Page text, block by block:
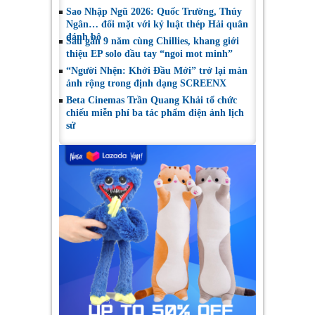
Sao Nhập Ngũ 2026: Quốc Trường, Thúy
Ngân… đối mặt với kỷ luật thép Hải quân
đánh bộ
Sau gần 9 năm cùng Chillies, khang giới
thiệu EP solo đầu tay “ngoi mot minh”
“Người Nhện: Khởi Đầu Mới” trở lại màn
ảnh rộng trong định dạng SCREENX
Beta Cinemas Trần Quang Khải tổ chức
chiếu miễn phí ba tác phẩm điện ảnh lịch
sử